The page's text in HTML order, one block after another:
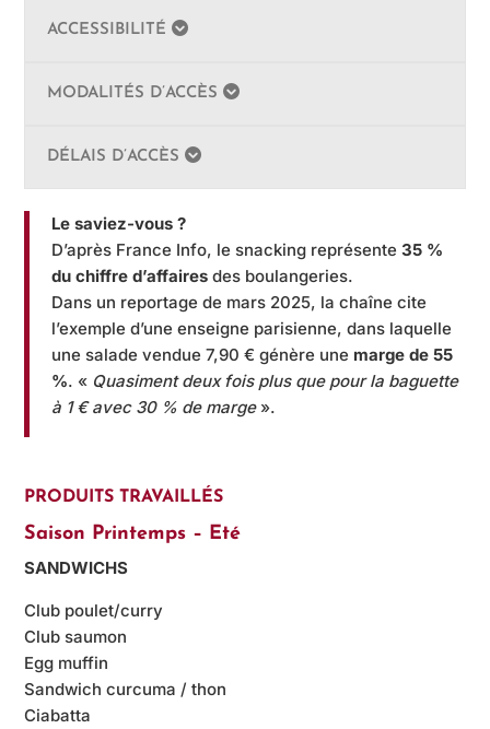
ACCESSIBILITÉ
MODALITÉS D’ACCÈS
DÉLAIS D’ACCÈS
Le saviez-vous ?
D’après France Info, le snacking représente 35 %
du chiffre d’affaires des boulangeries.
Dans un reportage de mars 2025, la chaîne cite
l’exemple d’une enseigne parisienne, dans laquelle
une salade vendue 7,90 € génère une marge de 55
%. « Quasiment deux fois plus que pour la baguette
à 1 € avec 30 % de marge».
PRODUITS TRAVAILLÉS
Saison Printemps – Eté
SANDWICHS
Club poulet/curry
Club saumon
Egg muffin
Sandwich curcuma / thon
Ciabatta